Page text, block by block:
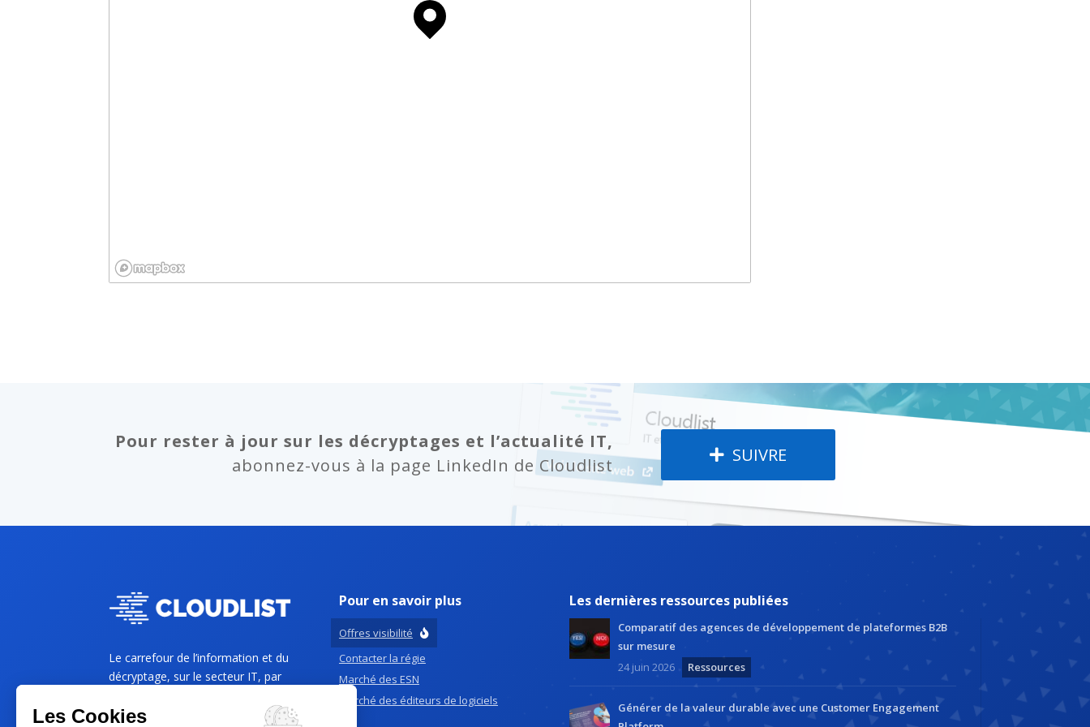
Pour rester à jour sur les décryptages et l’actualité IT,
abonnez-vous à la page LinkedIn de Cloudlist
SUIVRE
Le carrefour de l’information et du
décryptage, sur le secteur IT, par
PME et Grands comptes B2B.
Pour en savoir plus
Offres visibilité
Contacter la régie
Marché des ESN
Marché des éditeurs de logiciels
Les dernières ressources publiées
Comparatif des agences de développement de plateformes B2B
sur mesure
24 juin 2026
Ressources
Générer de la valeur durable avec une Customer Engagement
Les Cookies